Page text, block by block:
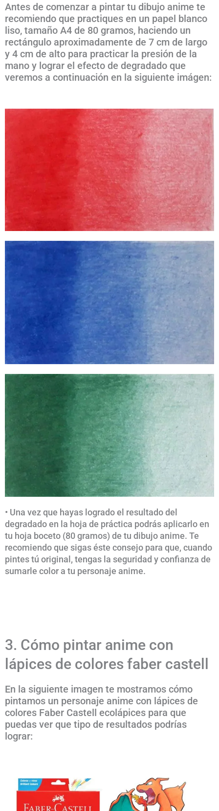
Antes de comenzar a pintar tu dibujo anime te
recomiendo que practiques en un papel blanco
liso, tamaño A4 de 80 gramos, haciendo un
rectángulo aproximadamente de 7 cm de largo
y 4 cm de alto para practicar la presión de la
mano y lograr el efecto de degradado que
veremos a continuación en la siguiente imágen:
• Una vez que hayas logrado el resultado del
degradado en la hoja de práctica podrás aplicarlo en
tu hoja boceto (80 gramos) de tu dibujo anime. Te
recomiendo que sigas éste consejo para que, cuando
pintes tú original, tengas la seguridad y confianza de
sumarle color a tu personaje anime.
3. Cómo pintar anime con
lápices de colores faber castell
En la siguiente imagen te mostramos cómo
pintamos un personaje anime con lápices de
colores Faber Castell ecolápices para que
puedas ver que tipo de resultados podrías
lograr: